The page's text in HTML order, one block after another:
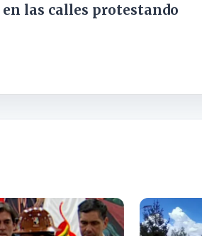
las calles protestando